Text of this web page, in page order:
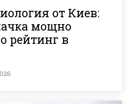
от Киев:
мощно
рейтинг в